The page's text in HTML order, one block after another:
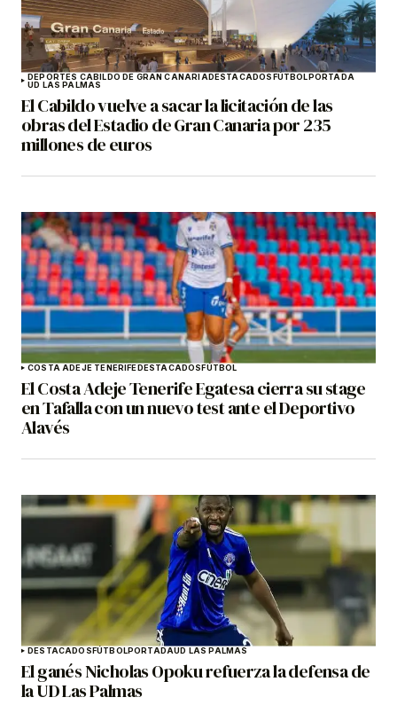
DEPORTES CABILDO DE GRAN CANARIADESTACADOSFÚTBOLPORTADA
UD LAS PALMAS
El Cabildo vuelve a sacar la licitación de las
obras del Estadio de Gran Canaria por 235
millones de euros
COSTA ADEJE TENERIFEDESTACADOSFÚTBOL
El Costa Adeje Tenerife Egatesa cierra su stage
en Tafalla con un nuevo test ante el Deportivo
Alavés
DESTACADOSFÚTBOLPORTADAUD LAS PALMAS
El ganés Nicholas Opoku refuerza la defensa de
la UD Las Palmas